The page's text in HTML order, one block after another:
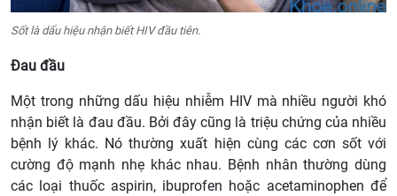
Sốt là dấu hiệu nhận biết HIV đầu tiên.
Đau đầu
Một trong những dấu hiệu nhiễm HIV mà nhiều người khó
nhận biết là đau đầu. Bởi đây cũng là triệu chứng của nhiều
bệnh lý khác. Nó thường xuất hiện cùng các cơn sốt với
cường độ mạnh nhẹ khác nhau. Bệnh nhân thường dùng
các loại thuốc aspirin, ibuprofen hoặc acetaminophen để